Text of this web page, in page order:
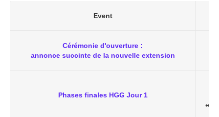
Event
Cérémonie d'ouverture :
annonce succinte de la nouvelle extension
Phases finales HGG Jour 1
et